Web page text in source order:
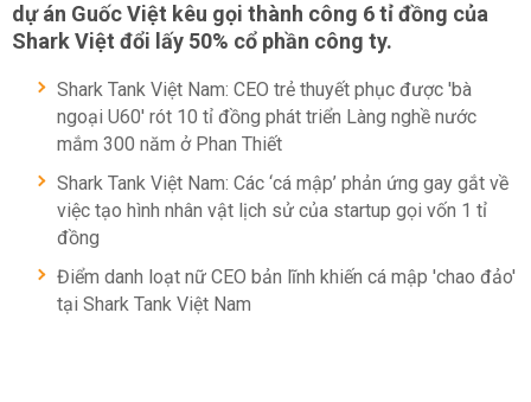
dự án Guốc Việt kêu gọi thành công 6 tỉ đồng của
Shark Việt đổi lấy 50% cổ phần công ty.
Shark Tank Việt Nam: CEO trẻ thuyết phục được 'bà
ngoại U60' rót 10 tỉ đồng phát triển Làng nghề nước
mắm 300 năm ở Phan Thiết
Shark Tank Việt Nam: Các ‘cá mập’ phản ứng gay gắt về
việc tạo hình nhân vật lịch sử của startup gọi vốn 1 tỉ
đồng
Điểm danh loạt nữ CEO bản lĩnh khiến cá mập 'chao đảo'
tại Shark Tank Việt Nam